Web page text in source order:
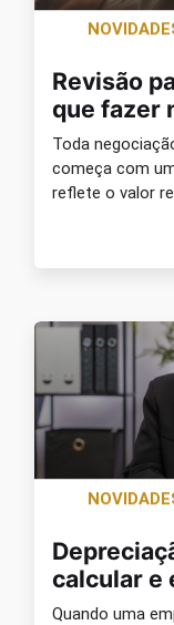
Revisão
que fazer
Toda
começa com
reflete o valor
calcular e
Quando uma